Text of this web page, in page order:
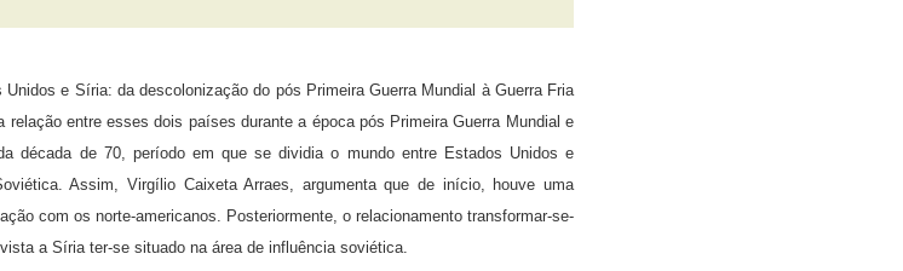
Unidos e Síria: da descolonização do pós Primeira Guerra Mundial à Guerra Fria
relação entre esses dois países durante a época pós Primeira Guerra Mundial e
década de 70, período em que se dividia o mundo entre Estados Unidos e
Assim, Virgílio Caixeta Arraes, argumenta que de início, houve uma
com os norte-americanos. Posteriormente, o relacionamento transformar-se-
a Síria ter-se situado na área de influência soviética.